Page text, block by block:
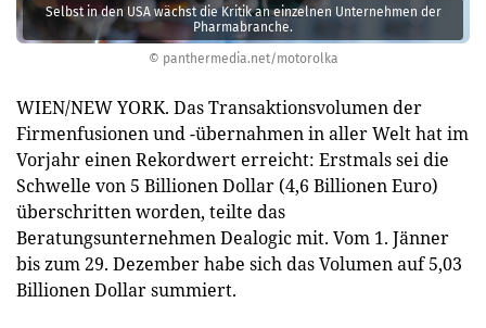
© panthermedia.net/motorolka
Selbst in den USA wächst die Kritik an einzelnen Unternehmen der
Pharmabranche.
WIEN/NEW YORK. Das Transaktionsvolumen der
Firmenfusionen und -übernahmen in aller Welt hat im
Vorjahr einen Rekordwert erreicht: Erstmals sei die
Schwelle von 5 Billionen Dollar (4,6 Billionen Euro)
überschritten worden, teilte das
Beratungsunternehmen Dealogic mit. Vom 1. Jänner
bis zum 29. Dezember habe sich das Volumen auf 5,03
Billionen Dollar summiert.